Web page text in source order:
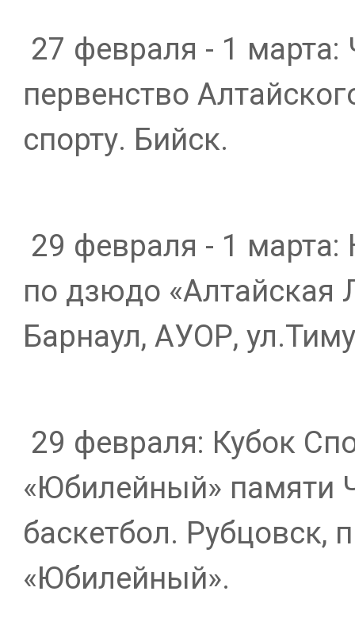
27 февраля - 1 марта:
первенство
спорту. Бийск.
29 февраля - 1
по дзюдо «Алтайская
Барнаул, АУОР,
29 февраля: Кубок
«Юбилейный» памяти
баскетбол. Рубцовск,
«Юбилейный».